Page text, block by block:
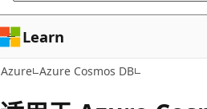
Learn
Azure Azure Cosmos DB